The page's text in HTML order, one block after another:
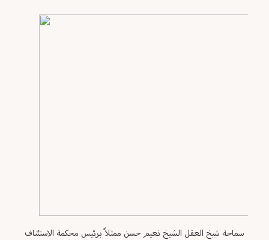
سماحة شيخ العقل الشيخ نعيم حسن ممثلاً برئيس محكمة الاستئناف